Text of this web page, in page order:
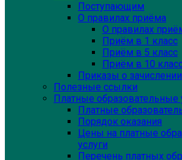
Поступающим
О правилах приёма
О правилах
Приём в 1 класс
Приём в 5 класс
Приём в 10
Приказы о зачислении
Полезные ссылки
Платные образовательные
Платные
Порядок оказания
Цены на платные
услуги
Перечень платных